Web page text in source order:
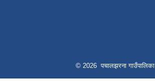
© 2026 पचालझरना गाउँपालिका